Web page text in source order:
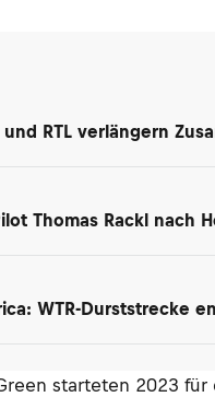
RTL verlängern
Thomas Rackl nach
WTR-Durststrecke
starteten 2023